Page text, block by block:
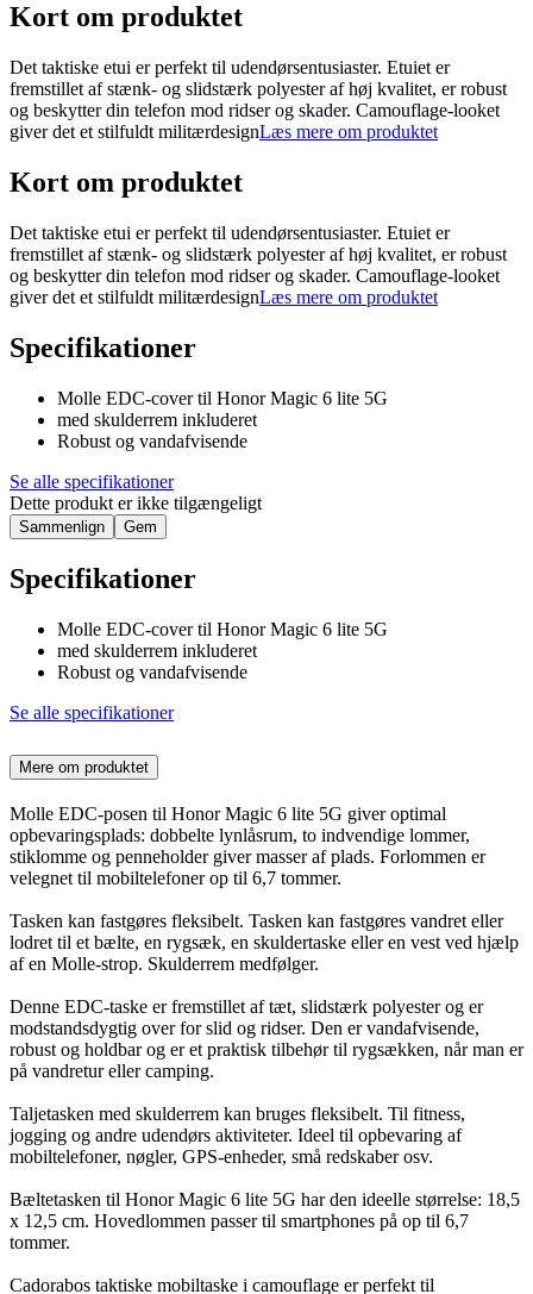
Kort om produktet
Det taktiske etui er perfekt til udendørsentusiaster. Etuiet er
fremstillet af stænk- og slidstærk polyester af høj kvalitet, er robust
og beskytter din telefon mod ridser og skader. Camouflage-looket
giver det et stilfuldt militærdesignLæs mere om produktet
Kort om produktet
Det taktiske etui er perfekt til udendørsentusiaster. Etuiet er
fremstillet af stænk- og slidstærk polyester af høj kvalitet, er robust
og beskytter din telefon mod ridser og skader. Camouflage-looket
giver det et stilfuldt militærdesignLæs mere om produktet
Specifikationer
Molle EDC-cover til Honor Magic 6 lite 5G
med skulderrem inkluderet
Robust og vandafvisende
Se alle specifikationer
Dette produkt er ikke tilgængeligt
Sammenlign Gem
Specifikationer
Molle EDC-cover til Honor Magic 6 lite 5G
med skulderrem inkluderet
Robust og vandafvisende
Se alle specifikationer
Mere om produktet
Molle EDC-posen til Honor Magic 6 lite 5G giver optimal
opbevaringsplads: dobbelte lynlåsrum, to indvendige lommer,
stiklomme og penneholder giver masser af plads. Forlommen er
velegnet til mobiltelefoner op til 6,7 tommer.
Tasken kan fastgøres fleksibelt. Tasken kan fastgøres vandret eller
lodret til et bælte, en rygsæk, en skuldertaske eller en vest ved hjælp
af en Molle-strop. Skulderrem medfølger.
Denne EDC-taske er fremstillet af tæt, slidstærk polyester og er
modstandsdygtig over for slid og ridser. Den er vandafvisende,
robust og holdbar og er et praktisk tilbehør til rygsækken, når man er
på vandretur eller camping.
Taljetasken med skulderrem kan bruges fleksibelt. Til fitness,
jogging og andre udendørs aktiviteter. Ideel til opbevaring af
mobiltelefoner, nøgler, GPS-enheder, små redskaber osv.
Bæltetasken til Honor Magic 6 lite 5G har den ideelle størrelse: 18,5
x 12,5 cm. Hovedlommen passer til smartphones på op til 6,7
tommer.
Cadorabos taktiske mobiltaske i camouflage er perfekt til